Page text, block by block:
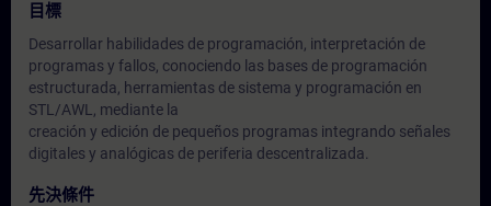
目標
Desarrollar habilidades de programación, interpretación de
programas y fallos, conociendo las bases de programación
estructurada, herramientas de sistema y programación en
STL/AWL, mediante la
creación y edición de pequeños programas integrando señales
digitales y analógicas de periferia descentralizada.
先決條件